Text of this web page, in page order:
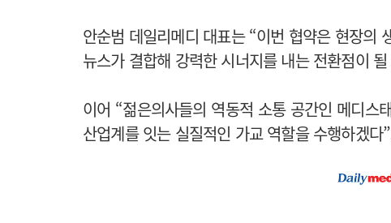
안순범 데일리메디 대표는 “이번 협약은 현장의
뉴스가 결합해 강력한 시너지를 내는 전환점이
이어 “젊은의사들의 역동적 소통 공간인 메디스
산업계를 잇는 실질적인 가교 역할을 수행하겠다